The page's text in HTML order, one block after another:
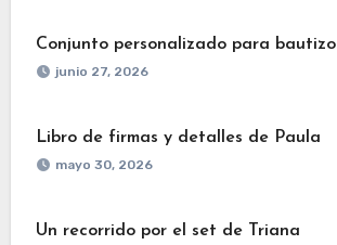
Conjunto personalizado para bautizo
junio 27, 2026
Libro de firmas y detalles de Paula
mayo 30, 2026
Un recorrido por el set de Triana